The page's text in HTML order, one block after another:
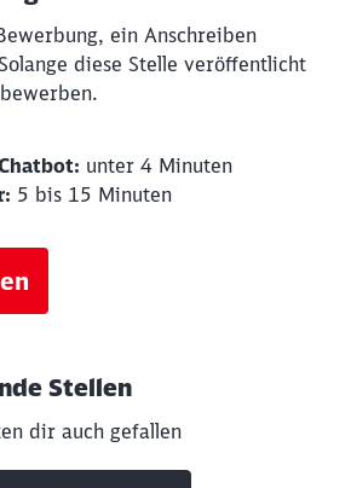
ein Anschreiben
diese Stelle veröffentlicht
unter 4 Minuten
5 bis 15 Minuten
Stellen
dir auch gefallen